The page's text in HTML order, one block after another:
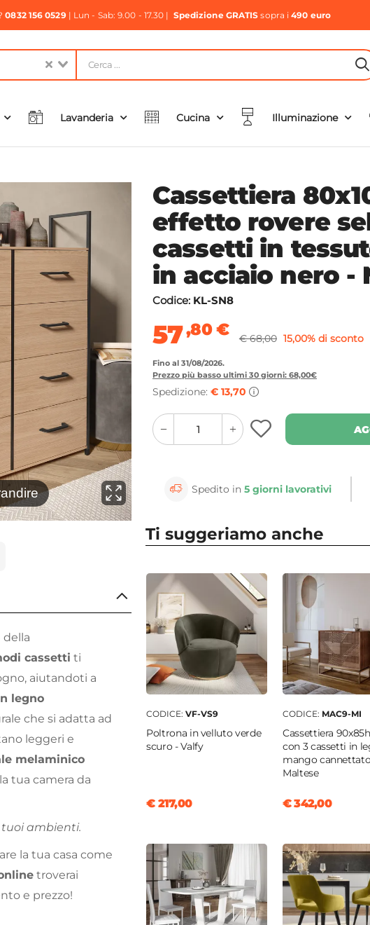
0832 156 0529| Lun - Sab: 9.00 - 17.30 | Spedizione GRATIS sopra i490 euro
Lavanderia Cucina Illuminazione
⚲ Clicca per ingrandire
della
cassetti ti
aiutandoti a
legno
che si adatta ad
leggeri e
melaminico
tua camera da
tuoi ambienti.
la tua casa come
troverai
e prezzo!
Cassettiera
effetto rovere
cassetti in
in acciaio nero -
Codice: KL-SN8
57,80€ € 68,00 15,00% di sconto
Fino al 31/08/2026.
Prezzo più basso ultimi 30 giorni: 68,00€
Spedizione: € 13,70
quantity
button
quantity
minus
button
Spedito in5 giorni lavorativi
Ti suggeriamo anche
CODICE: VF-VS9
Poltrona in velluto verde
scuro - Valfy
€ 217,00
CODICE: MAC9-MI
Cassettiera
con 3 cassetti in
mango
Maltese
€ 342,00